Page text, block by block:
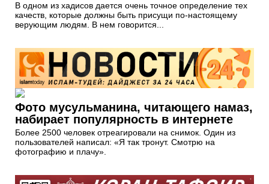
В одном из хадисов дается очень точное определение тех
качеств, которые должны быть присущи по-настоящему
верующим людям. В нем говорится...
Фото мусульманина, читающего намаз,
набирает популярность в интернете
Более 2500 человек отреагировали на снимок. Один из
пользователей написал: «Я так тронут. Смотрю на
фотографию и плачу».